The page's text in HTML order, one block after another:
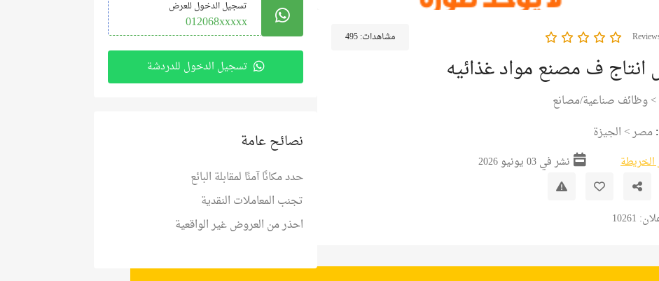
مشاهدات:495
انتاج ف مصنع مواد غذائيه
>وظائف صناعية/مصانع
مصر> الجيزة
الخريطة نشر في 03 يونيو 2026
10261
تسجيل الدخول للعرض
012068xxxxx
تسجيل الدخول للدردشة
نصائح عامة
حدد مكانًا آمنًا لمقابلة البائع
تجنب المعاملات النقدية
احذر من العروض غير الواقعية